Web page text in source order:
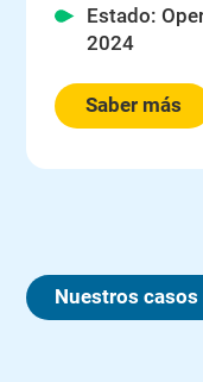
Estado:
2024
Saber más
Nuestros